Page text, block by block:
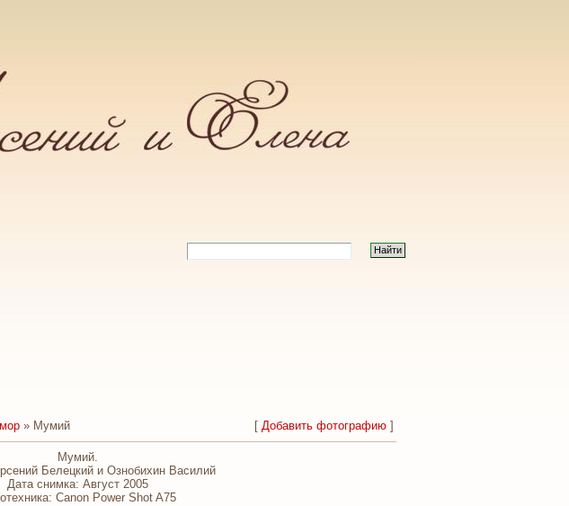
» Мумий [ Добавить фотографию ]
Мумий.
Белецкий и Ознобихин Василий
Дата снимка: Август 2005
Canon Power Shot A75